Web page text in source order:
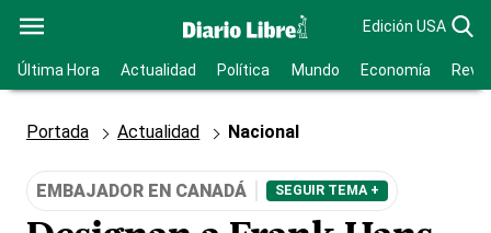
Edición USA
Última Hora Actualidad Política Mundo Economía
Portada Actualidad Nacional
EMBAJADOR EN CANADÁ SEGUIR TEMA +